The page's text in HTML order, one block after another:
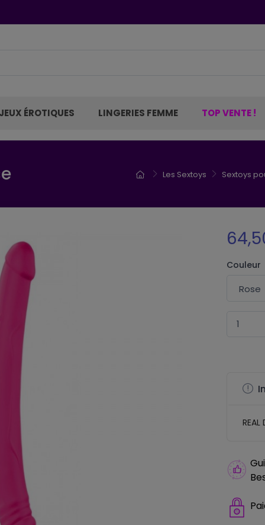
ÉROTIQUES LINGERIES FEMME TOP VENTE !
Les Sextoys Sextoys
Couleur